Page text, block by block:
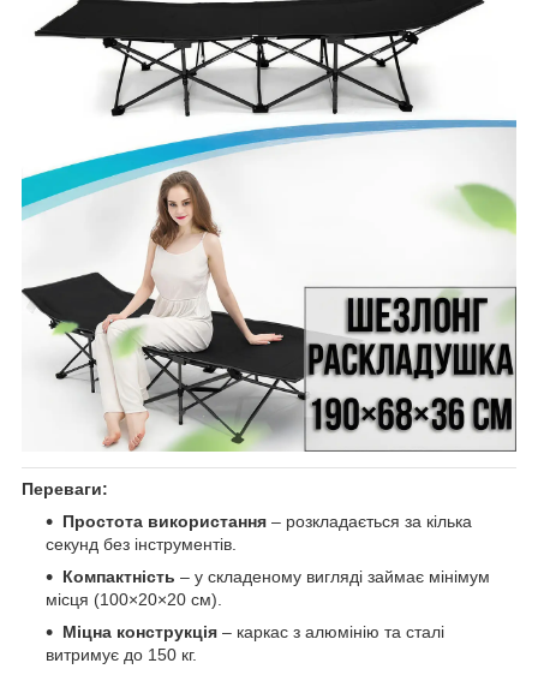
Переваги:
Простота використання – розкладається за кілька
секунд без інструментів.
Компактність – у складеному вигляді займає мінімум
місця (100×20×20 см).
Міцна конструкція – каркас з алюмінію та сталі
витримує до 150 кг.